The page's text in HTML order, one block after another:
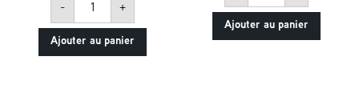
-
Maison
Rouge
-
+
Ajouter au panier
Maison
Rosé
-
Ajouter au panier